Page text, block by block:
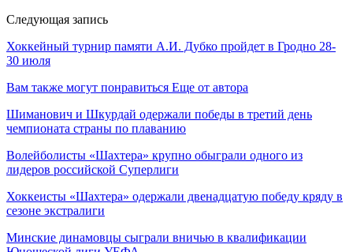
Следующая запись
Хоккейный турнир памяти А.И. Дубко пройдет в Гродно 28-
30 июля
Вам также могут понравиться Еще от автора
Шиманович и Шкурдай одержали победы в третий день
чемпионата страны по плаванию
Волейболисты «Шахтера» крупно обыграли одного из
лидеров российской Суперлиги
Хоккеисты «Шахтера» одержали двенадцатую победу кряду в
сезоне экстралиги
Минские динамовцы сыграли вничью в квалификации